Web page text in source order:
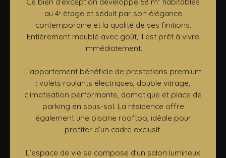
au 4ᵉ étage et séduit par son élégance
contemporaine et la qualité de ses finitions.
Entièrement meublé avec goût, il est prêt à vivre
immédiatement.
L’appartement bénéficie de prestations premium
: volets roulants électriques, double vitrage,
climatisation performante, domotique et place de
parking en sous-sol. La résidence offre
également une piscine rooftop, idéale pour
profiter d’un cadre exclusif.
L’espace de vie se compose d’un salon lumineux